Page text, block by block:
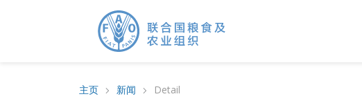
主页 新闻 Detail